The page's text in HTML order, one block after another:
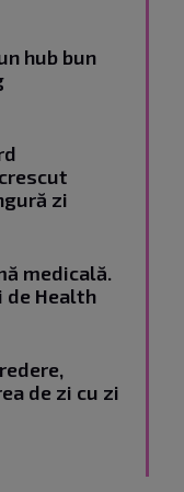
hub bun
zi
medicală.
de Health
de zi cu zi